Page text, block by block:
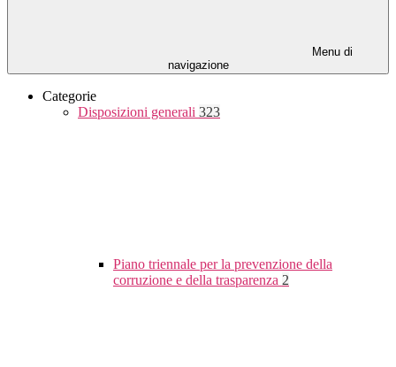
Menu di
navigazione
Categorie
Disposizioni generali 323
Piano triennale per la prevenzione della
corruzione e della trasparenza 2